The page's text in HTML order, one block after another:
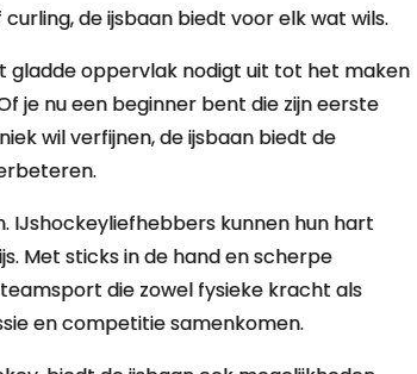
de ijsbaan biedt voor elk wat wils.
gladde oppervlak nodigt uit tot het maken
je nu een beginner bent die zijn eerste
wil verfijnen, de ijsbaan biedt de
IJshockeyliefhebbers kunnen hun hart
Met sticks in de hand en scherpe
die zowel fysieke kracht als
en competitie samenkomen.